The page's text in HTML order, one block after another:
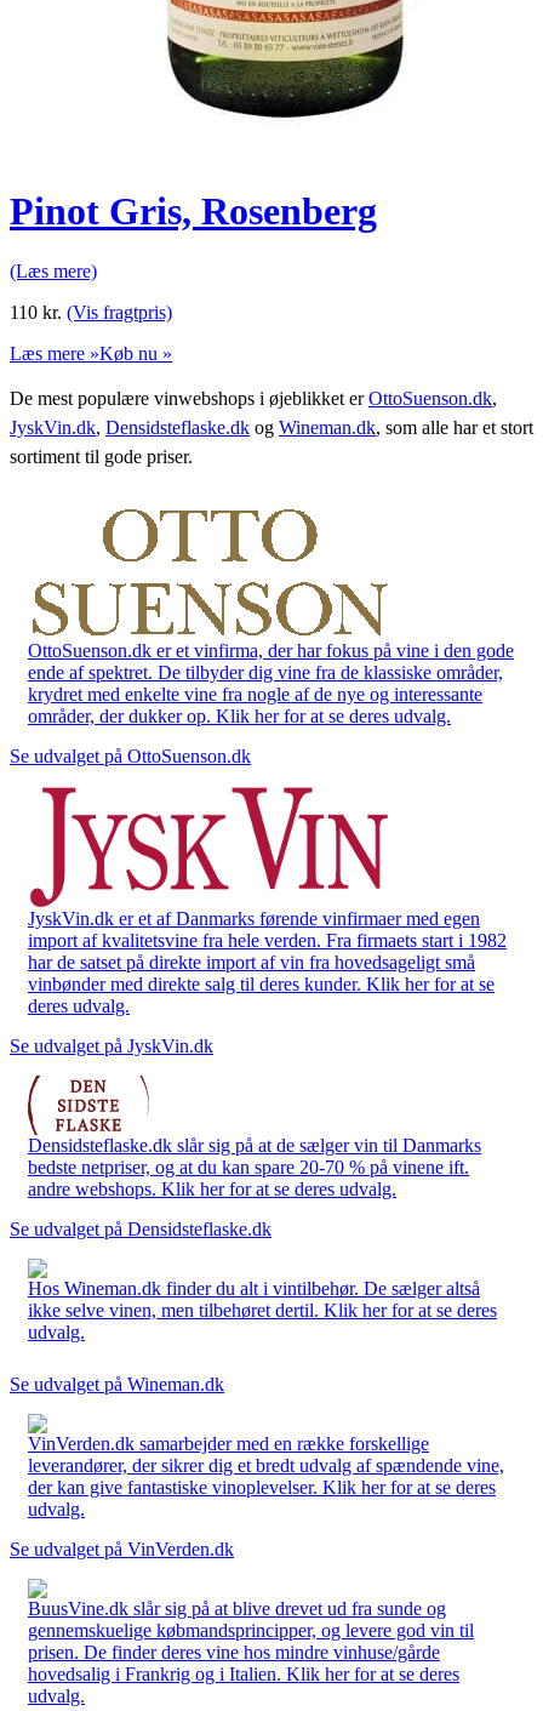
Pinot Gris, Rosenberg
(Læs mere)
110 kr. (Vis fragtpris)
Læs mere »Køb nu »
De mest populære vinwebshops i øjeblikket erOttoSuenson.dk,
JyskVin.dk, Densidsteflaske.dk og Wineman.dk, som alle har et stort
sortiment til gode priser.
OttoSuenson.dk er et vinfirma, der har fokus på vine i den gode
ende af spektret. De tilbyder dig vine fra de klassiske områder,
krydret med enkelte vine fra nogle af de nye og interessante
områder, der dukker op. Klik her for at se deres udvalg.
Se udvalget på OttoSuenson.dk
JyskVin.dk er et af Danmarks førende vinfirmaer med egen
import af kvalitetsvine fra hele verden. Fra firmaets start i 1982
har de satset på direkte import af vin fra hovedsageligt små
vinbønder med direkte salg til deres kunder. Klik her for at se
deres udvalg.
Se udvalget på JyskVin.dk
Densidsteflaske.dk slår sig på at de sælger vin til Danmarks
bedste netpriser, og at du kan spare 20-70 % på vinene ift.
andre webshops. Klik her for at se deres udvalg.
Se udvalget på Densidsteflaske.dk
Hos Wineman.dk finder du alt i vintilbehør. De sælger altså
ikke selve vinen, men tilbehøret dertil. Klik her for at se deres
udvalg.
Se udvalget på Wineman.dk
VinVerden.dk samarbejder med en række forskellige
leverandører, der sikrer dig et bredt udvalg af spændende vine,
der kan give fantastiske vinoplevelser. Klik her for at se deres
udvalg.
Se udvalget på VinVerden.dk
BuusVine.dk slår sig på at blive drevet ud fra sunde og
gennemskuelige købmandsprincipper, og levere god vin til
prisen. De finder deres vine hos mindre vinhuse/gårde
hovedsalig i Frankrig og i Italien. Klik her for at se deres
udvalg.